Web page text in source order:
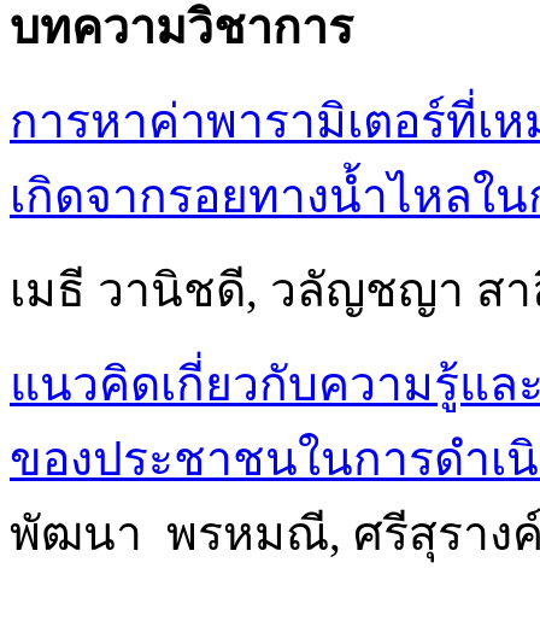
บทความวิชาการ
การหาค่าพารามิเตอร์ที่เ
เกิดจากรอยทางน้ำไหล
เมธี วานิชดี, วลัญชญา ส
แนวคิดเกี่ยวกับความรู้แ
ของประชาชนในการดำ
พัฒนา พรหมณี, ศรีสุราง